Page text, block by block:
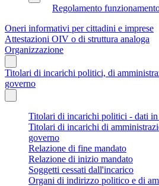
Regolamento
Oneri informativi per cittadini e imprese
Attestazioni OIV o di struttura analoga
Organizzazione
Titolari di incarichi politici, di
governo
Titolari di incarichi politici - dati in
Titolari di incarichi di
governo
Relazione di fine mandato
Relazione di inizio mandato
Soggetti cessati dall'incarico
Organi di indirizzo politico e di